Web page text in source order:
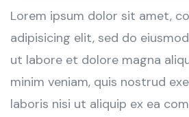
Lorem ipsum dolor sit amet,
adipisicing elit, sed do
ut labore et dolore magna
minim veniam, quis nostrud
laboris nisi ut aliquip ex ea